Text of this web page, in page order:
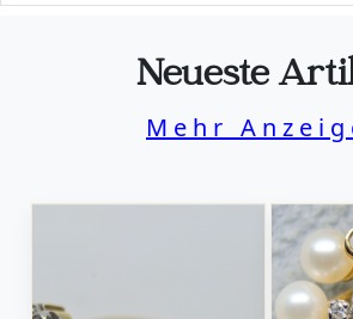
Neueste
Mehr